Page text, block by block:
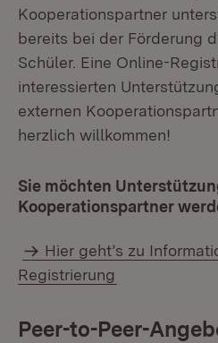
Kooperationspartner
bereits bei der Förderung
Schüler. Eine Online-
interessierten
externen
herzlich willkommen!
Sie möchten
Kooperationspartner
Hier geht’s zu
Registrierung
Peer-to-Peer-